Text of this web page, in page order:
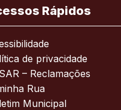
Rápidos
de privacidade
– Reclamações
Rua
Municipal